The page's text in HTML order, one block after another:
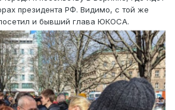
президента РФ. Видимо, с той же
и бывший глава ЮКОСА.